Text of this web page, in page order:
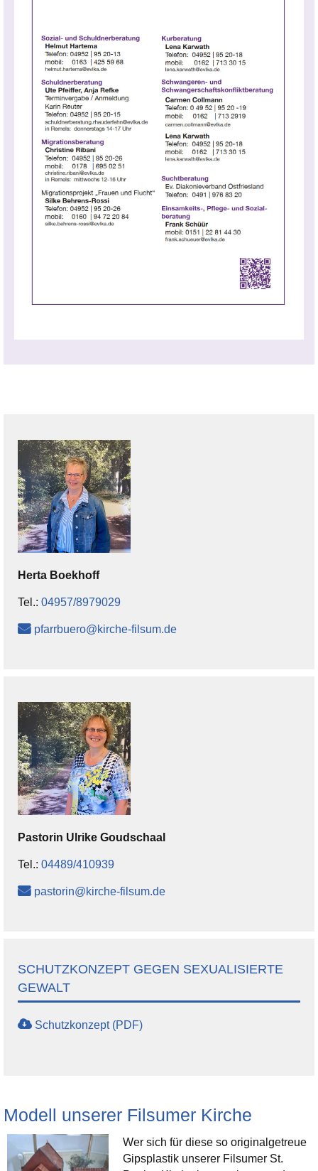
Herta Boekhoff
Tel.: 04957/8979029
pfarrbuero@kirche-filsum.de
Pastorin Ulrike Goudschaal
Tel.: 04489/410939
pastorin@kirche-filsum.de
SCHUTZKONZEPT GEGEN SEXUALISIERTE
GEWALT
Schutzkonzept (PDF)
Modell unserer Filsumer Kirche
Wer sich für diese so originalgetreue
Gipsplastik unserer Filsumer St.